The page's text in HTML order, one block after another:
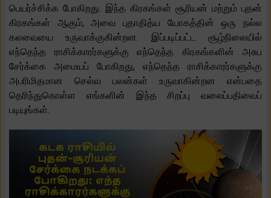
பெயர்ச்சிக்க போகிறது. இந்த கிரகங்கள் சூரியன் மற்றும் புதன்
கிரகங்கள் ஆகும், அவை புதாதித்ய யோகத்தின் ஒரு நல்ல
கலவையை உருவாக்குகின்றன. இப்படிப்பட்ட சூழ்நிலையில்
எந்தெந்த ராசிக்காரர்களுக்கு எந்தெந்த கிரகங்களின் அசுப
சேர்க்கை அமையப் போகிறது, எந்தெந்த ராசிக்காரர்களுக்கு
அபரிமிதமான செல்வ பலன்கள் உருவாகின்றன என்பதை
தெரிந்துகொள்ள எங்களின் இந்த சிறப்பு வலைப்பதிவைப்
படியுங்கள்.